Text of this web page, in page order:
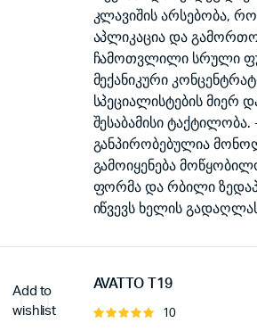
კლავიშის არსებობა,
აპლიკაცია და
ჩამოთვლილი სრული
მექანიკური
სპეციალისტების მიერ
შესაბამისი
განპირობებულია
გამოიყენება
ფორმა და რბილი
იწვევს ხელის
Add to
wishlist
AVATTO T19
შეფასება
10